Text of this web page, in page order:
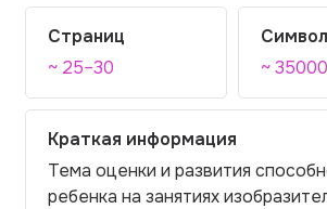
Страниц
~ 25–30
~
Краткая информация
Тема оценки и развития
ребенка на занятиях